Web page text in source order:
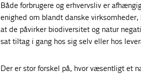
Både forbrugere og erhvervsliv er
enighed om blandt danske virksomheder,
at de påvirker biodiversitet og natur
sat tiltag i gang hos sig selv eller hos
Der er stor forskel på, hvor væsentligt et